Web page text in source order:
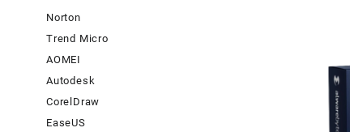
Norton
Trend Micro
AOMEI
Autodesk
CorelDraw
EaseUS